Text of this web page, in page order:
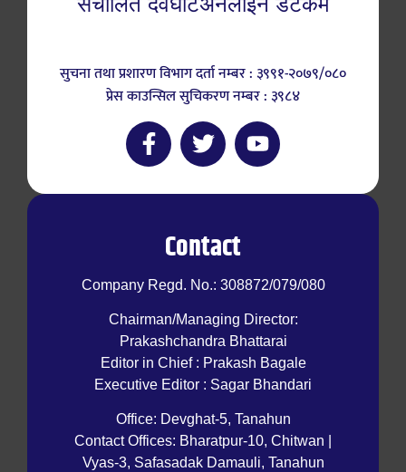
सुचना तथा प्रशारण विभाग दर्ता नम्बर : ३९९१-२०७९/०८०
प्रेस काउन्सिल सुचिकरण नम्बर : ३९८४
Contact
Company Regd. No.: 308872/079/080
Chairman/Managing Director:
Prakashchandra Bhattarai
Editor in Chief : Prakash Bagale
Executive Editor : Sagar Bhandari
Office: Devghat-5, Tanahun
Contact Offices: Bharatpur-10, Chitwan |
Vyas-3, Safasadak Damauli, Tanahun